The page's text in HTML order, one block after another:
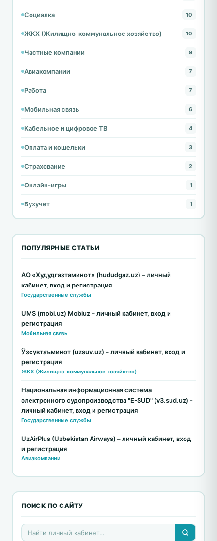
Социалка 10
ЖКХ (Жилищно-коммунальное хозяйство) 10
Частные компании 9
Авиакомпании 7
Работа 7
Мобильная связь 6
Кабельное и цифровое ТВ 4
Оплата и кошельки 3
Страхование 2
Онлайн-игры 1
Бухучет 1
ПОПУЛЯРНЫЕ СТАТЬИ
АО «Худудгазтаминот» (hududgaz.uz) – личный
кабинет, вход и регистрация
Государственные службы
UMS (mobi.uz) Mobiuz – личный кабинет, вход и
регистрация
Мобильная связь
Ўзсувтаъминот (uzsuv.uz) – личный кабинет, вход и
регистрация
ЖКХ (Жилищно-коммунальное хозяйство)
Национальная информационная система
электронного судопроизводства "E-SUD" (v3.sud.uz) -
личный кабинет, вход и регистрация
Государственные службы
UzAirPlus (Uzbekistan Airways) – личный кабинет, вход
и регистрация
Авиакомпании
ПОИСК ПО САЙТУ